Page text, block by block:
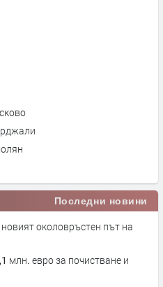
Последни новини
околовръстен път на
млн. евро за почистване и